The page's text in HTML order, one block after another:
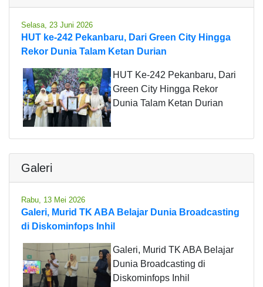
Selasa, 23 Juni 2026
HUT ke-242 Pekanbaru, Dari Green City Hingga
Rekor Dunia Talam Ketan Durian
HUT Ke-242 Pekanbaru, Dari
Green City Hingga Rekor
Dunia Talam Ketan Durian
Galeri
Rabu, 13 Mei 2026
Galeri, Murid TK ABA Belajar Dunia Broadcasting
di Diskominfops Inhil
Galeri, Murid TK ABA Belajar
Dunia Broadcasting di
Diskominfops Inhil